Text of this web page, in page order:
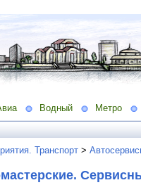
Водный Метро
Транспорт >